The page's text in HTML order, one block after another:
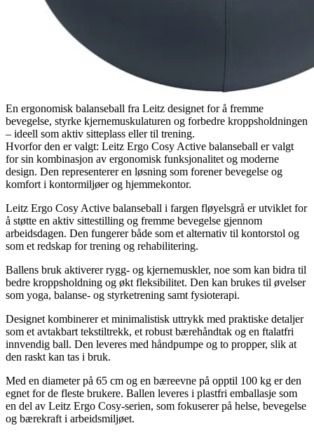
En ergonomisk balanseball fra Leitz designet for å fremme
bevegelse, styrke kjernemuskulaturen og forbedre kroppsholdningen
– ideell som aktiv sitteplass eller til trening.
Hvorfor den er valgt: Leitz Ergo Cosy Active balanseball er valgt
for sin kombinasjon av ergonomisk funksjonalitet og moderne
design. Den representerer en løsning som forener bevegelse og
komfort i kontormiljøer og hjemmekontor.
Leitz Ergo Cosy Active balanseball i fargen fløyelsgrå er utviklet for
å støtte en aktiv sittestilling og fremme bevegelse gjennom
arbeidsdagen. Den fungerer både som et alternativ til kontorstol og
som et redskap for trening og rehabilitering.
Ballens bruk aktiverer rygg- og kjernemuskler, noe som kan bidra til
bedre kroppsholdning og økt fleksibilitet. Den kan brukes til øvelser
som yoga, balanse- og styrketrening samt fysioterapi.
Designet kombinerer et minimalistisk uttrykk med praktiske detaljer
som et avtakbart tekstiltrekk, et robust bærehåndtak og en ftalatfri
innvendig ball. Den leveres med håndpumpe og to propper, slik at
den raskt kan tas i bruk.
Med en diameter på 65 cm og en bæreevne på opptil 100 kg er den
egnet for de fleste brukere. Ballen leveres i plastfri emballasje som
en del av Leitz Ergo Cosy-serien, som fokuserer på helse, bevegelse
og bærekraft i arbeidsmiljøet.